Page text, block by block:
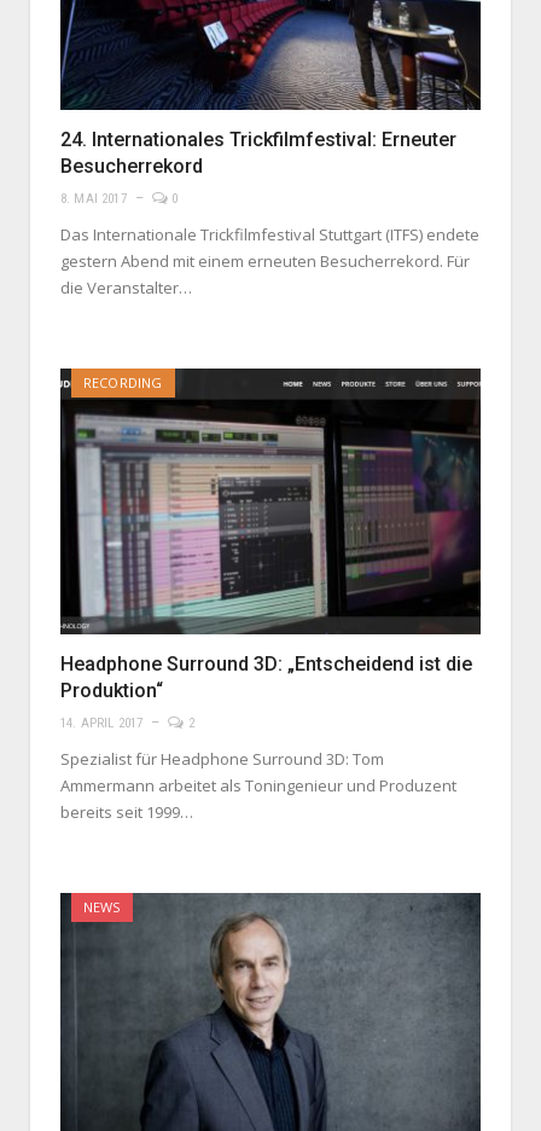
24. Internationales Trickfilmfestival: Erneuter
Besucherrekord
8. MAI 2017 0
Das Internationale Trickfilmfestival Stuttgart (ITFS) endete
gestern Abend mit einem erneuten Besucherrekord. Für
die Veranstalter…
RECORDING
Headphone Surround 3D: „Entscheidend ist die
Produktion“
14. APRIL 2017 2
Spezialist für Headphone Surround 3D: Tom
Ammermann arbeitet als Toningenieur und Produzent
bereits seit 1999…
NEWS